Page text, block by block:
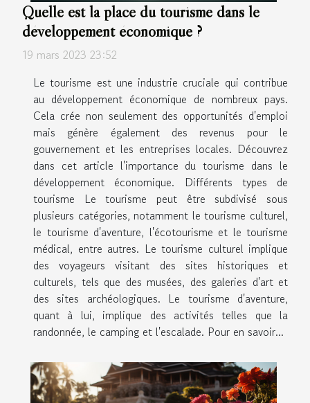
Quelle est la place du tourisme dans le
développement économique ?
19 mars 2023 23:52
Le tourisme est une industrie cruciale qui contribue
au développement économique de nombreux pays.
Cela crée non seulement des opportunités d'emploi
mais génère également des revenus pour le
gouvernement et les entreprises locales. Découvrez
dans cet article l'importance du tourisme dans le
développement économique. Différents types de
tourisme Le tourisme peut être subdivisé sous
plusieurs catégories, notamment le tourisme culturel,
le tourisme d'aventure, l'écotourisme et le tourisme
médical, entre autres. Le tourisme culturel implique
des voyageurs visitant des sites historiques et
culturels, tels que des musées, des galeries d'art et
des sites archéologiques. Le tourisme d'aventure,
quant à lui, implique des activités telles que la
randonnée, le camping et l'escalade. Pour en savoir...